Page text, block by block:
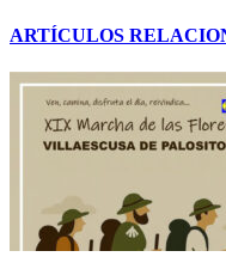
ARTÍCULOS